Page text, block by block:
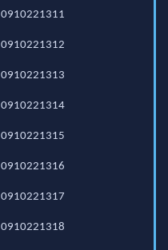
0910221311
0910221312
0910221313
0910221314
0910221315
0910221316
0910221317
0910221318